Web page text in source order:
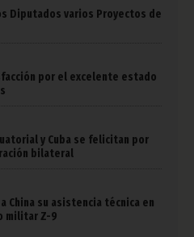
Diputados varios Proyectos de
por el excelente estado
y Cuba se felicitan por
bilateral
China su asistencia técnica en
militar Z-9